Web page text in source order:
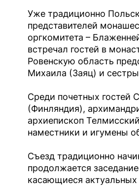
Уже традиционно
представителей
оргкомитета –
встречал гостей в
Ровенскую область
Михаила (Заяц) и
Среди почетных гостей
(Финляндия),
архиепископ
наместники и игумены
Съезд традиционно
продолжается
касающиеся